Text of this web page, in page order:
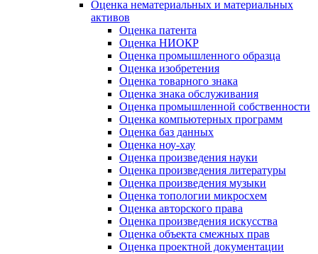
Оценка нематериальных и материальных
активов
Оценка патента
Оценка НИОКР
Оценка промышленного образца
Оценка изобретения
Оценка товарного знака
Оценка знака обслуживания
Оценка промышленной собственности
Оценка компьютерных программ
Оценка баз данных
Оценка ноу-хау
Оценка произведения науки
Оценка произведения литературы
Оценка произведения музыки
Оценка топологии микросхем
Оценка авторского права
Оценка произведения искусства
Оценка объекта смежных прав
Оценка проектной документации